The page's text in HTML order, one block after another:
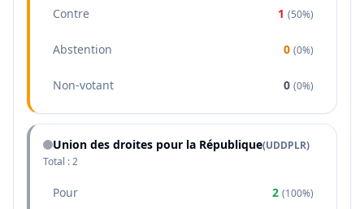
Contre 1 (50%)
Abstention 0 (0%)
Non-votant 0 (0%)
Union des droites pour la République(UDDPLR)
Total :2
Pour 2 (100%)